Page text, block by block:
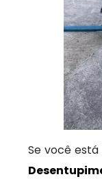
Se você